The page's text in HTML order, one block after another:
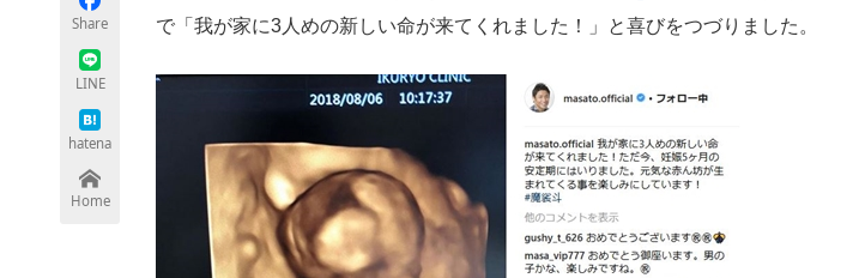
ちょっと気になるネットの話題
Share
LINE
hatena
Home
で「我が家に3人めの新しい命が来てくれました！」と喜びをつづりました。